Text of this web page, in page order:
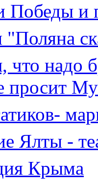
Победы и
"Поляна
что надо
просит
Ялты -
Крыма